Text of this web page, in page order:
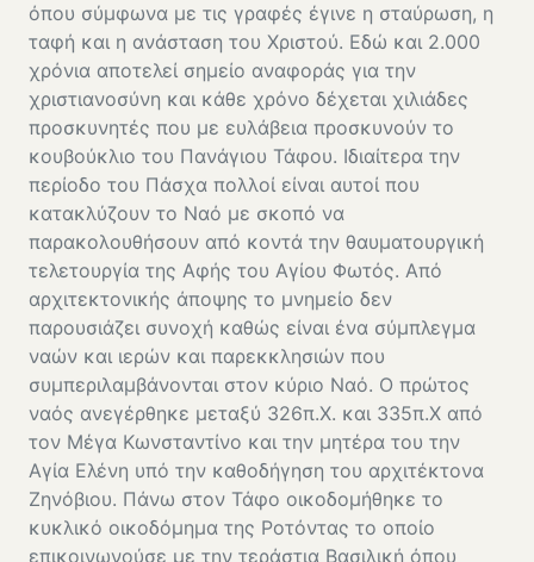
όπου σύμφωνα με τις γραφές έγινε η σταύρωση, η
ταφή και η ανάσταση του Χριστού. Εδώ και 2.000
χρόνια αποτελεί σημείο αναφοράς για την
χριστιανοσύνη και κάθε χρόνο δέχεται χιλιάδες
προσκυνητές που με ευλάβεια προσκυνούν το
κουβούκλιο του Πανάγιου Τάφου. Ιδιαίτερα την
περίοδο του Πάσχα πολλοί είναι αυτοί που
κατακλύζουν το Ναό με σκοπό να
παρακολουθήσουν από κοντά την θαυματουργική
τελετουργία της Αφής του Αγίου Φωτός. Από
αρχιτεκτονικής άποψης το μνημείο δεν
παρουσιάζει συνοχή καθώς είναι ένα σύμπλεγμα
ναών και ιερών και παρεκκλησιών που
συμπεριλαμβάνονται στον κύριο Ναό. Ο πρώτος
ναός ανεγέρθηκε μεταξύ 326π.Χ. και 335π.Χ από
τον Μέγα Κωνσταντίνο και την μητέρα του την
Αγία Ελένη υπό την καθοδήγηση του αρχιτέκτονα
Ζηνόβιου. Πάνω στον Τάφο οικοδομήθηκε το
κυκλικό οικοδόμημα της Ροτόντας το οποίο
επικοινωνούσε με την τεράστια Βασιλική όπου